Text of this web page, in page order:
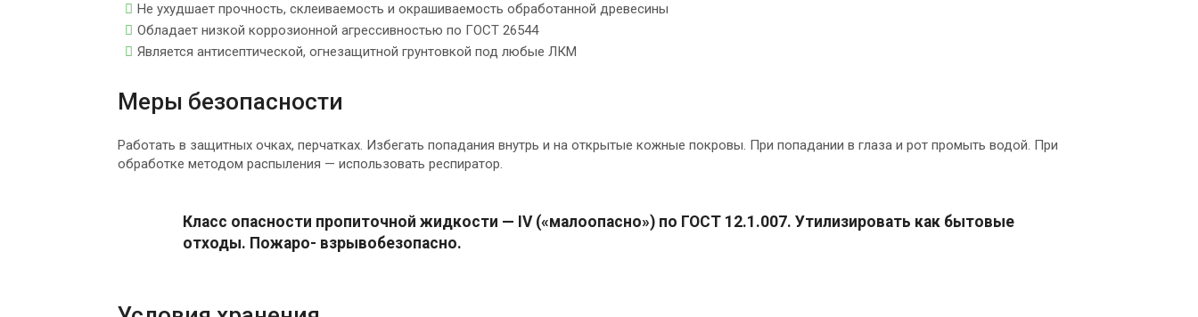
Не ухудшает прочность, склеиваемость и окрашиваемость обработанной древесины
Обладает низкой коррозионной агрессивностью по ГОСТ 26544
Является антисептической, огнезащитной грунтовкой под любые ЛКМ
Меры безопасности
Работать в защитных очках, перчатках. Избегать попадания внутрь и на открытые кожные покровы. При попадании в глаза и рот промыть водой. При
обработке методом распыления — использовать респиратор.
Класс опасности пропиточной жидкости — IV («малоопасно») по ГОСТ 12.1.007. Утилизировать как бытовые
отходы. Пожаро- взрывобезопасно.